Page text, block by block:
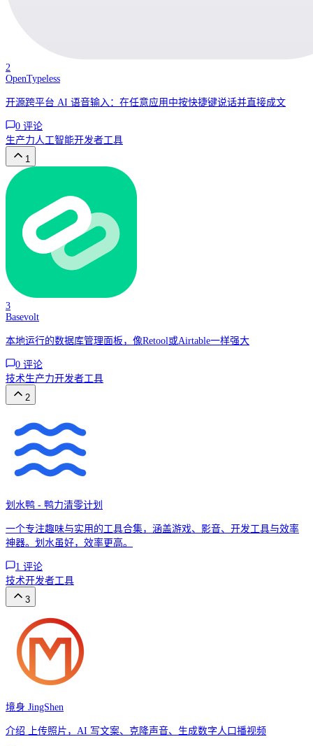
2
OpenTypeless
开源跨平台 AI 语音输入：在任意应用中按快捷键说话并直接成文
0 评论
生产力人工智能开发者工具
1
3
Basevolt
本地运行的数据库管理面板，像Retool或Airtable一样强大
0 评论
技术生产力开发者工具
2
划水鸭 - 鸭力清零计划
一个专注趣味与实用的工具合集，涵盖游戏、影音、开发工具与效率
神器。划水虽好，效率更高。
1 评论
技术开发者工具
3
境身 JingShen
介绍 上传照片，AI 写文案、克隆声音、生成数字人口播视频